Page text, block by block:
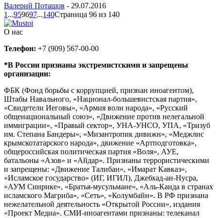
Валерий Поташов - 29.07.2016
1 ...959697...140Страница 96 из 140
О нас
Телефон: +7 (909) 567-00-00
*В России признаны экстремистскими и запрещены
организации:
ФБК (Фонд борьбы с коррупцией, признан иноагентом),
Штабы Навального, «Национал-большевистская партия»,
«Свидетели Иеговы», «Армия воли народа», «Русский
общенациональный союз», «Движение против нелегальной
иммиграции», «Правый сектор», УНА-УНСО, УПА, «Тризуб
им. Степана Бандеры», «Мизантропик дивижн», «Меджлис
крымскотатарского народа», движение «Артподготовка»,
общероссийская политическая партия «Воля», АУЕ,
батальоны «Азов» и «Айдар». Признаны террористическими
и запрещены: «Движение Талибан», «Имарат Кавказ»,
«Исламское государство» (ИГ, ИГИЛ), Джебхад-ан-Нусра,
«АУМ Синрике», «Братья-мусульмане», «Аль-Каида в странах
исламского Магриба», «Сеть», «Колумбайн». В РФ признана
нежелательной деятельность «Открытой России», издания
«Проект Медиа». СМИ-иноагентами признаны: телеканал